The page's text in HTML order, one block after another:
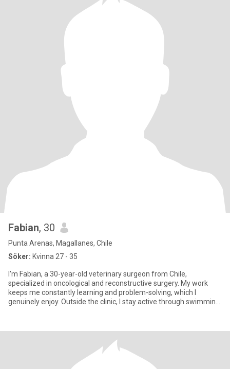
Fabian, 30
Punta Arenas, Magallanes, Chile
Söker: Kvinna 27 - 35
I'm Fabian, a 30-year-old veterinary surgeon from Chile,
specialized in oncological and reconstructive surgery. My work
keeps me constantly learning and problem-solving, which I
genuinely enjoy. Outside the clinic, I stay active through swimming